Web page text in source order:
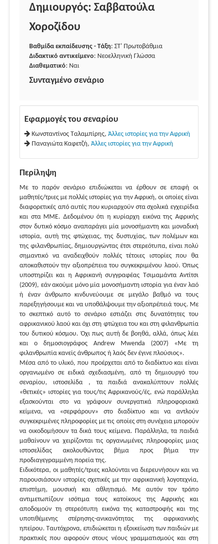
Δημιουργός: Σαββατούλα
Χοροζίδου
Βαθμίδα εκπαίδευσης - Τάξη: ΣΤ' Πρωτοβάθμια
Διδακτικό αντικείμενο: Νεοελληνική Γλώσσα
Διαθεματικό: Ναι
Συνταγμένο σενάριο
Εφαρμογές του σεναρίου
Κωνσταντίνος Ταλαμπίρης, Άλλες ιστορίες για την Αφρική
Παναγιώτα Καφετζή, Άλλες ιστορίες για την Αφρική
Περίληψη
Με το παρόν σενάριο επιδιώκεται να έρθουν σε επαφή οι
μαθητές/τριες με πολλές ιστορίες για την Αφρική, οι οποίες είναι
διαφορετικές από αυτές που κυριαρχούν στα σχολικά εγχειρίδια
και στα ΜΜΕ. Δεδομένου ότι η κυρίαρχη εικόνα της Αφρικής
στον δυτικό κόσμο αναπαράγει μία μονοσήμαντη και μοναδική
ιστορία, αυτή της φτώχειας, της δυστυχίας, των πολέμων και
της φιλανθρωπίας, δημιουργώντας έτσι στερεότυπα, είναι πολύ
σημαντικό να αναδειχθούν πολλές τέτοιες ιστορίες που θα
αποκαθιστούν την αξιοπρέπεια του συγκεκριμένου λαού. Όπως
υποστηρίζει και η Αφρικανή συγγραφέας Τσιμαμάντα Αντίτσι
(2009), εάν ακούμε μόνο μία μονοσήμαντη ιστορία για έναν λαό
ή έναν άνθρωπο κινδυνεύουμε σε μεγάλο βαθμό να τους
παρεξηγήσουμε και να υποθάλψουμε την αξιοπρέπειά τους. Με
το σκεπτικό αυτό το σενάριο εστιάζει στις δυνατότητες του
αφρικανικού λαού και όχι στη φτώχεια του και στη φιλανθρωπία
του δυτικού κόσμου. Όχι πως αυτή δε βοηθά, αλλά, όπως λέει
και ο δημοσιογράφος Andrew Mwenda (2007) «Με τη
φιλανθρωπία κανείς άνθρωπος ή λαός δεν έγινε πλούσιος».
Μέσα από το υλικό, που προέρχεται από το διαδίκτυο και είναι
οργανωμένο σε ειδικά σχεδιασμένη, από τη δημιουργό του
σεναρίου, ιστοσελίδα , τα παιδιά ανακαλύπτουν πολλές
«θετικές» ιστορίες για τους/τις Αφρικανούς/ές, ενώ παράλληλα
εξασκούνται στο να γράφουν συνεργατικά πληροφοριακά
κείμενα, να «σερφάρουν» στο διαδίκτυο και να αντλούν
συγκεκριμένες πληροφορίες με τις οποίες στη συνέχεια μπορούν
να οικοδομήσουν τα δικά τους κείμενα. Παράλληλα, τα παιδιά
μαθαίνουν να χειρίζονται τις οργανωμένες πληροφορίες μιας
ιστοσελίδας ακολουθώντας βήμα προς βήμα την
προδιαγεγραμμένη πορεία της.
Ειδικότερα, οι μαθητές/τριες καλούνται να διερευνήσουν και να
παρουσιάσουν ιστορίες σχετικές με την αφρικανική λογοτεχνία,
επιστήμη, μουσική και αθλητισμό. Με αυτόν τον τρόπο
αντιμετωπίζουν ισότιμα τους κατοίκους της Αφρικής και
αποδομούν τη στερεότυπη εικόνα της καταστροφής και της
υποτιθέμενης στέρησης-ανικανότητας της αφρικανικής
ηπείρου. Ταυτόχρονα, επιδιώκεται η εξοικείωση των παιδιών με
πρακτικές που αφορούν στους νέους γραμματισμούς και στη